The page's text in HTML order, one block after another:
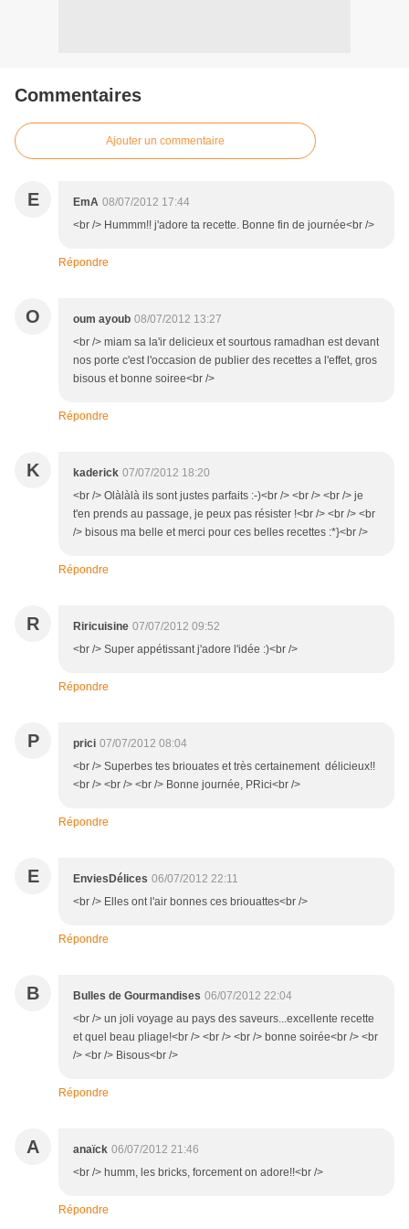
Commentaires
Ajouter un commentaire
E EmA 08/07/2012 17:44
<br /> Hummm!! j'adore ta recette. Bonne fin de journée<br />
Répondre
O oum ayoub 08/07/2012 13:27
<br /> miam sa la'ir delicieux et sourtous ramadhan est devant
nos porte c'est l'occasion de publier des recettes a l'effet, gros
bisous et bonne soiree<br />
Répondre
K kaderick 07/07/2012 18:20
<br /> Olàlàlà ils sont justes parfaits :-)<br /> <br /> <br /> je
t'en prends au passage, je peux pas résister !<br /> <br /> <br
/> bisous ma belle et merci pour ces belles recettes :*}<br />
Répondre
R Riricuisine 07/07/2012 09:52
<br /> Super appétissant j'adore l'idée :)<br />
Répondre
P prici 07/07/2012 08:04
<br /> Superbes tes briouates et très certainement délicieux!!
<br /> <br /> <br /> Bonne journée, PRici<br />
Répondre
E EnviesDélices 06/07/2012 22:11
<br /> Elles ont l'air bonnes ces briouattes<br />
Répondre
B Bulles de Gourmandises 06/07/2012 22:04
<br /> un joli voyage au pays des saveurs...excellente recette
et quel beau pliage!<br /> <br /> <br /> bonne soirée<br /> <br
/> <br /> Bisous<br />
Répondre
A anaïck 06/07/2012 21:46
<br /> humm, les bricks, forcement on adore!!<br />
Répondre